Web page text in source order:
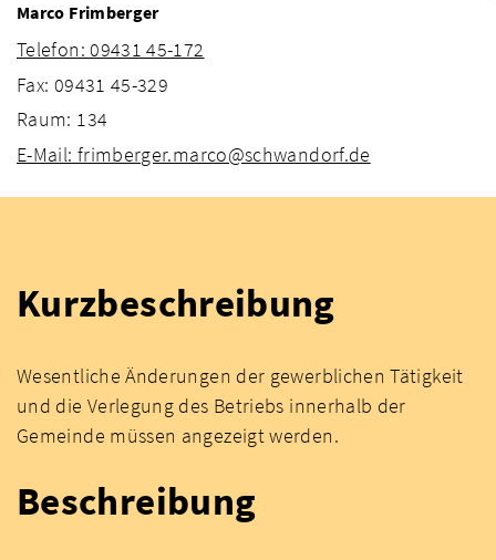
Marco Frimberger
Telefon: 09431 45-172
Fax: 09431 45-329
Raum: 134
E-Mail: frimberger.marco@schwandorf.de
Kurzbeschreibung
Wesentliche Änderungen der gewerblichen Tätigkeit
und die Verlegung des Betriebs innerhalb der
Gemeinde müssen angezeigt werden.
Beschreibung